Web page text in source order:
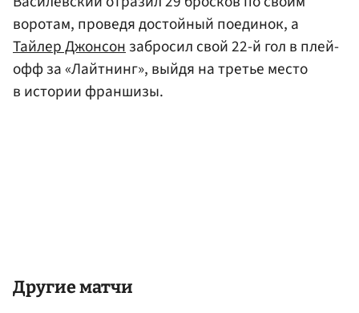
воротам, проведя достойный поединок, а
Тайлер Джонсонзабросил свой 22-й гол в плей-
офф за «Лайтнинг», выйдя на третье место
в истории франшизы.
Другие матчи